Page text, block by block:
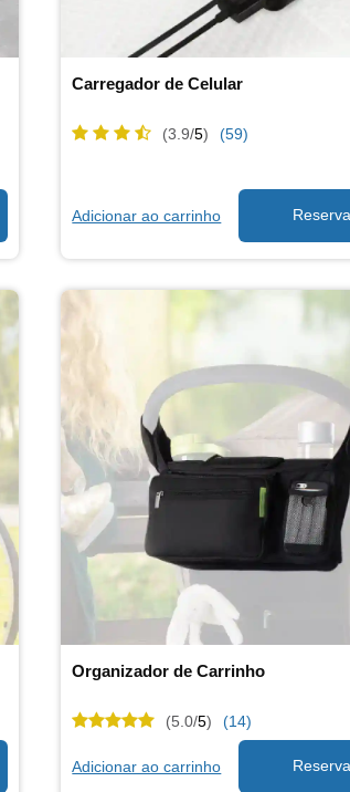
Carregador de Celular
(3.9/5) (59)
Adicionar ao carrinho
Organizador de Carrinho
(5.0/5) (14)
Adicionar ao carrinho